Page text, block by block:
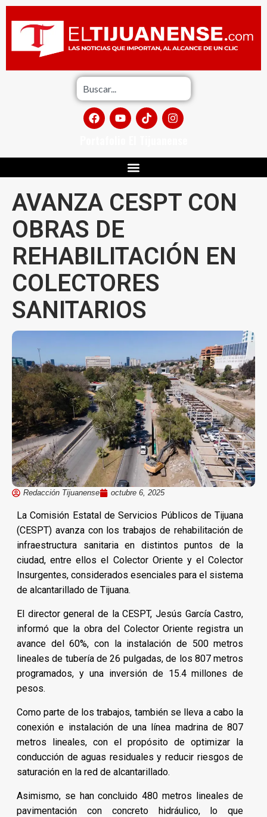
AVANZA CESPT CON
OBRAS DE
REHABILITACIÓN EN
COLECTORES
SANITARIOS
Redacción Tijuanense octubre 6, 2025
La Comisión Estatal de Servicios Públicos de Tijuana
(CESPT) avanza con los trabajos de rehabilitación de
infraestructura sanitaria en distintos puntos de la
ciudad, entre ellos el Colector Oriente y el Colector
Insurgentes, considerados esenciales para el sistema
de alcantarillado de Tijuana.
El director general de la CESPT, Jesús García Castro,
informó que la obra del Colector Oriente registra un
avance del 60%, con la instalación de 500 metros
lineales de tubería de 26 pulgadas, de los 807 metros
programados, y una inversión de 15.4 millones de
pesos.
Como parte de los trabajos, también se lleva a cabo la
conexión e instalación de una línea madrina de 807
metros lineales, con el propósito de optimizar la
conducción de aguas residuales y reducir riesgos de
saturación en la red de alcantarillado.
Asimismo, se han concluido 480 metros lineales de
pavimentación con concreto hidráulico, lo que